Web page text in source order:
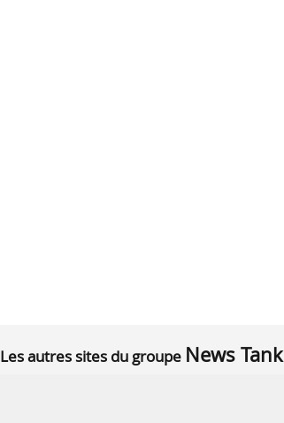
Les autres sites du groupe News Tank